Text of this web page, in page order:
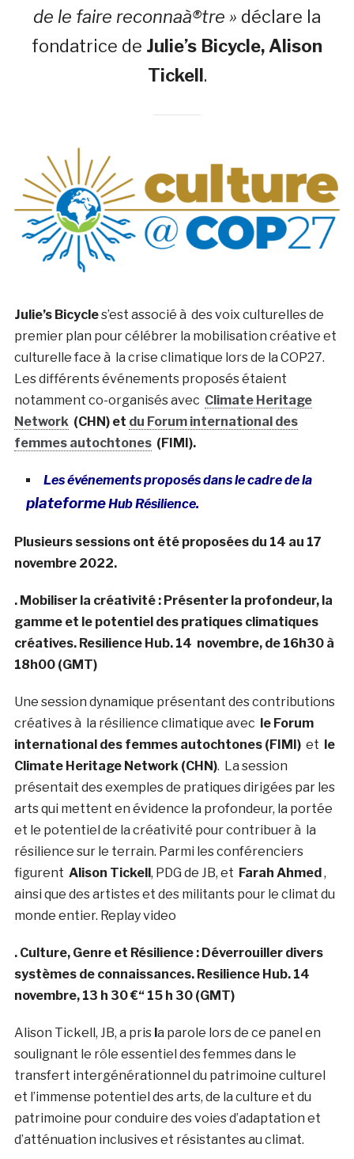
de le faire reconnaà®tre » déclare la
fondatrice de Julie’s Bicycle, Alison
Tickell.
Julie’s Bicycles’est associé à des voix culturelles de
premier plan pour célébrer la mobilisation créative et
culturelle face à la crise climatique lors de la COP27.
Les différents événements proposés étaient
notamment co-organisés avec Climate Heritage
Network(CHN) et du Forum international des
femmes autochtones(FIMI).
Les événements proposés dans le cadre de la
plateformeHub Résilience.
Plusieurs sessions ont été proposées du 14 au 17
novembre 2022.
. Mobiliser la créativité : Présenter la profondeur, la
gamme et le potentiel des pratiques climatiques
créatives. Resilience Hub. 14 novembre, de 16h30 à
18h00 (GMT)
Une session dynamique présentant des contributions
créatives à la résilience climatique avec le Forum
international des femmes autochtones (FIMI)et le
Climate Heritage Network (CHN). La session
présentait des exemples de pratiques dirigées par les
arts qui mettent en évidence la profondeur, la portée
et le potentiel de la créativité pour contribuer à la
résilience sur le terrain. Parmi les conférenciers
figurent Alison Tickell, PDG de JB, et Farah Ahmed,
ainsi que des artistes et des militants pour le climat du
monde entier. Replay video
. Culture, Genre et Résilience : Déverrouiller divers
systèmes de connaissances. Resilience Hub. 14
novembre, 13 h 30 €“ 15 h 30 (GMT)
Alison Tickell, JB, a prisla parole lors de ce panel en
soulignant le rôle essentiel des femmes dans le
transfert intergénérationnel du patrimoine culturel
et l’immense potentiel des arts, de la culture et du
patrimoine pour conduire des voies d’adaptation et
d’atténuation inclusives et résistantes au climat.